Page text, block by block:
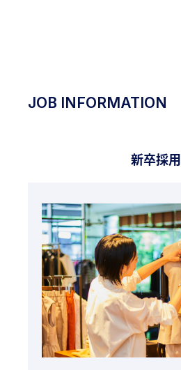
JOB INFORMATION
新卒採用